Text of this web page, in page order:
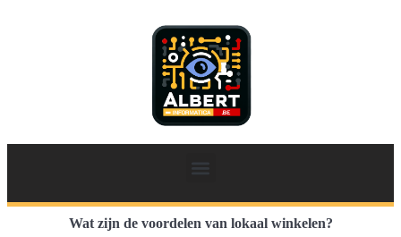
Wat zijn de voordelen van lokaal winkelen?